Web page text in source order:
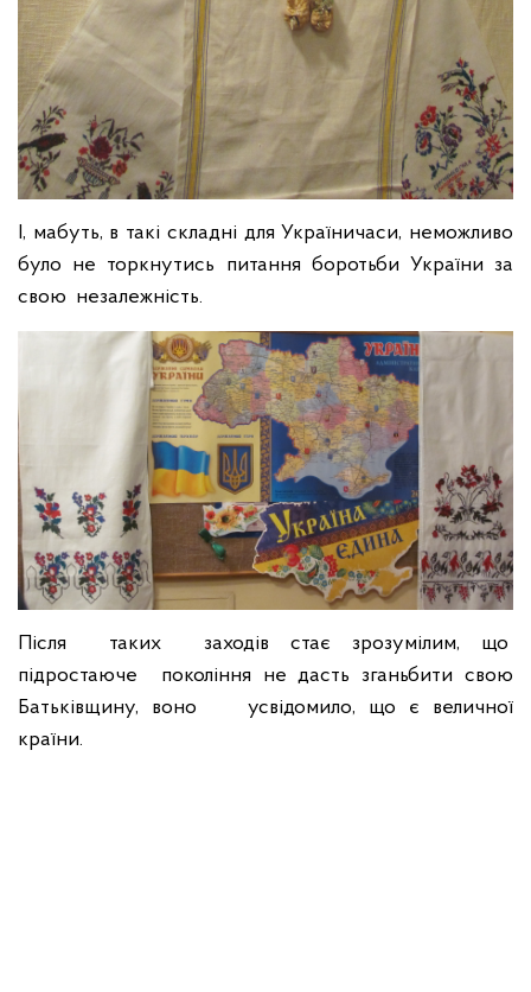
І, мабуть, в такі складні для Україничаси, неможливо
було не торкнутись питання боротьби України за
свою незалежність.
Після таких заходів стає зрозумілим, що
підростаюче покоління не дасть зганьбити свою
Батьківщину, воно усвідомило, що є величної
країни.